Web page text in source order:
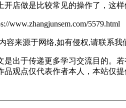
做是比较常见的操作了，这样
www.zhangjunsem.com/5579.html
容来源于网络,如有侵权,请联系我
是出于传递更多学习交流目的。
品观点仅代表作者本人，本站仅